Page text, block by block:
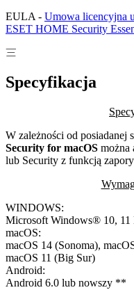
EULA - Umowa licencyjna
ESET HOME Security
Specyfikacja
W zależności od posiadanej
Security for macOS
lub Security z funkcją
WINDOWS:
Microsoft Windows® 10, 11
macOS:
macOS 14 (Sonoma),
macOS 11 (Big Sur)
Android:
Android 6.0 lub nowszy **